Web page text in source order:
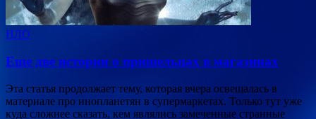
НЛО
Еще две истории о пришельцах в магазинах
Эта статья продолжает тему, которая вчера освещалась в
материале про инопланетян в супермаркетах. Только тут уже
куда сложнее сказать, кем являлись замеченные странные